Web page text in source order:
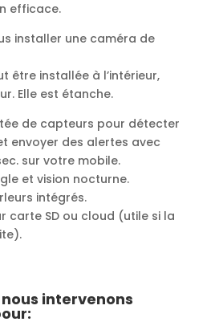
efficace.
installer une caméra de
être installée à l’intérieur,
Elle est étanche.
de capteurs pour détecter
envoyer des alertes avec
sur votre mobile.
et vision nocturne.
intégrés.
carte SD ou cloud (utile si la
intervenons